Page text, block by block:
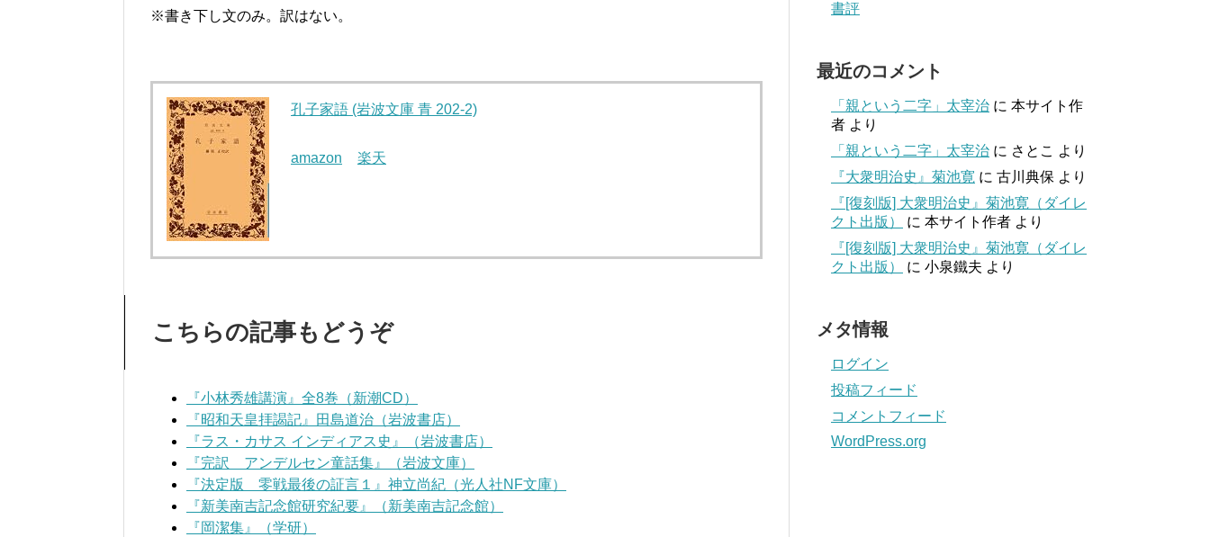
※書き下し文のみ。訳はない。
孔子家語 (岩波文庫 青 202-2)
amazon 楽天
こちらの記事もどうぞ
『小林秀雄講演』全8巻（新潮CD）
『昭和天皇拝謁記』田島道治（岩波書店）
『ラス・カサス インディアス史』（岩波書店）
『完訳 アンデルセン童話集』（岩波文庫）
『決定版 零戦最後の証言１』神立尚紀（光人社NF文庫）
『新美南吉記念館研究紀要』（新美南吉記念館）
『岡潔集』（学研）
書評
最近のコメント
「親という二字」太宰治 に 本サイト作
者 より
「親という二字」太宰治 に さとこ より
『大衆明治史』菊池寛 に 古川典保 より
『[復刻版] 大衆明治史』菊池寛（ダイレ
クト出版）
に 本サイト作者 より
『[復刻版] 大衆明治史』菊池寛（ダイレ
クト出版）
に 小泉鐵夫 より
メタ情報
ログイン
投稿フィード
コメントフィード
WordPress.org